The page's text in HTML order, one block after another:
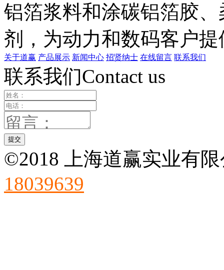
铝箔浆料和涂碳铝箔胶
剂，为动力和数码客户
关于道赢 产品展示 新闻中心 招贤纳士 在线留言 联系我们
联系我们Contact us
©2018 上海道赢实业有
18039639